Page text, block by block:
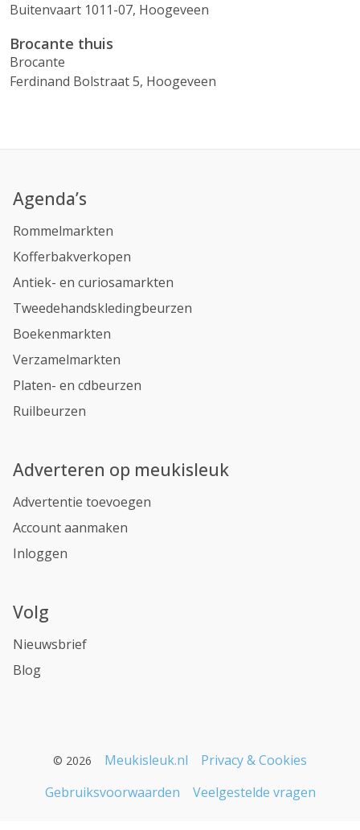
Buitenvaart 1011-07, Hoogeveen
Brocante thuis
Brocante
Ferdinand Bolstraat 5, Hoogeveen
Agenda’s
Rommelmarkten
Kofferbakverkopen
Antiek- en curiosamarkten
Tweedehandskledingbeurzen
Boekenmarkten
Verzamelmarkten
Platen- en cdbeurzen
Ruilbeurzen
Adverteren op meukisleuk
Advertentie toevoegen
Account aanmaken
Inloggen
Volg
Nieuwsbrief
Blog
© 2026 Meukisleuk.nl
Privacy & Cookies
Gebruiksvoorwaarden
Veelgestelde vragen